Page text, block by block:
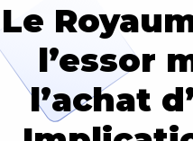
Le
l’essor
l’achat